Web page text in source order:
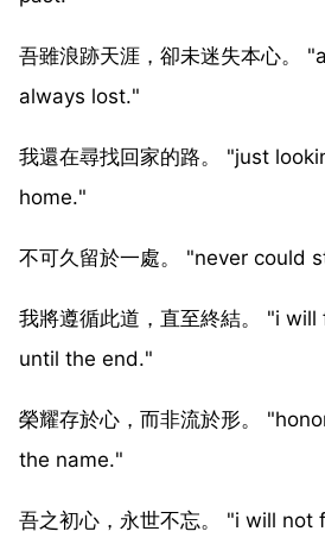
吾雖浪跡天涯，卻未迷失本心。
always lost."
我還在尋找回家的路。 "just
home."
不可久留於一處。 "never could
我將遵循此道，直至終結。 "i
until the end."
榮耀存於心，而非流於形。
the name."
吾之初心，永世不忘。 "i will